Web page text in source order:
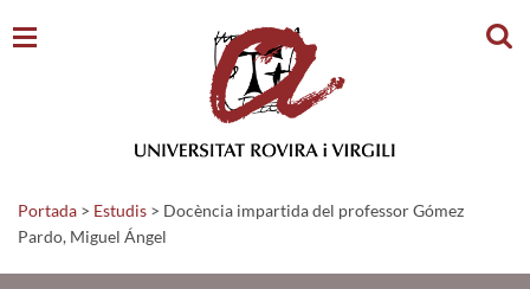
Portada > Estudis > Docència impartida del professor Gómez
Pardo, Miguel Ángel